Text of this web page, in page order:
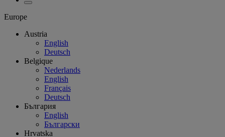
Europe
Austria
English
Deutsch
Belgique
Nederlands
English
Français
Deutsch
България
English
Български
Hrvatska